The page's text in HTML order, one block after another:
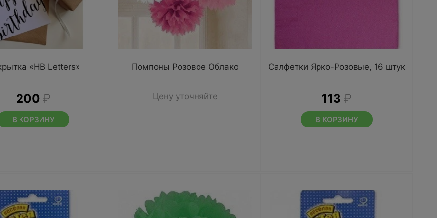
«HB Letters»
200 ₽
В КОРЗИНУ
Помпоны Розовое Облако
Цену уточняйте
Салфетки Ярко-Розовые, 16 штук
113 ₽
В КОРЗИНУ